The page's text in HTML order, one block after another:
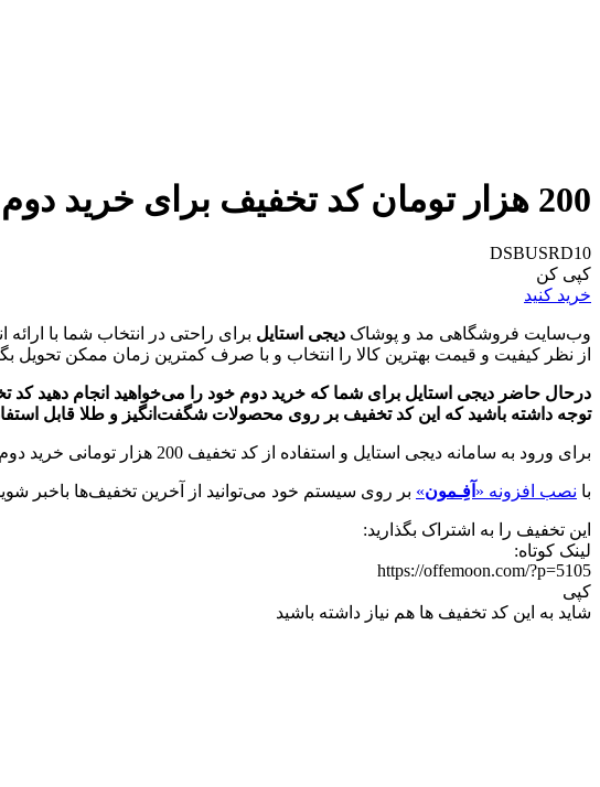
200 هزار تومان کد تخفیف برای خرید دوم از دیجی استایل
DSBUSRD10
کپی کن
خرید کنید
وب‌سایت فروشگاهی مد و پوشاک دیجی استایل برای راحتی در انتخاب شما با ارائه
از نظر کیفیت و قیمت بهترین کالا را انتخاب و با صرف کمترین زمان ممکن تحویل
توجه داشته باشید که این کد تخفیف بر روی محصولات شگفت‌انگیز و طلا قابل
برای ورود به سامانه دیجی استایل و استفاده از کد تخفیف 200 هزار تومانی خرید دوم بر روی دکمه‌ی سبز رنگ ”
با نصب افزونه « آفِـمون» بر روی سیستم خود می‌توانید از آخرین تخفیف‌ها باخبر
این تخفیف را به اشتراک بگذارید:
لینک کوتاه:
https://offemoon.com/?p=5105
کپی
شاید به این کد تخفیف ها هم نیاز داشته باشید